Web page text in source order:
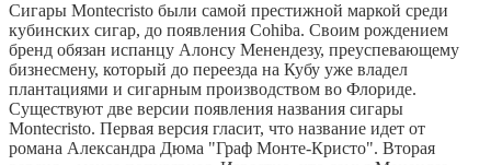
Сигары Montecristo были самой престижной маркой среди
кубинских сигар, до появления Cohiba. Своим рождением
бренд обязан испанцу Алонсу Менендезу, преуспевающему
бизнесмену, который до переезда на Кубу уже владел
плантациями и сигарным производством во Флориде.
Существуют две версии появления названия сигары
Montecristo. Первая версия гласит, что название идет от
романа Александра Дюма "Граф Монте-Кристо". Вторая